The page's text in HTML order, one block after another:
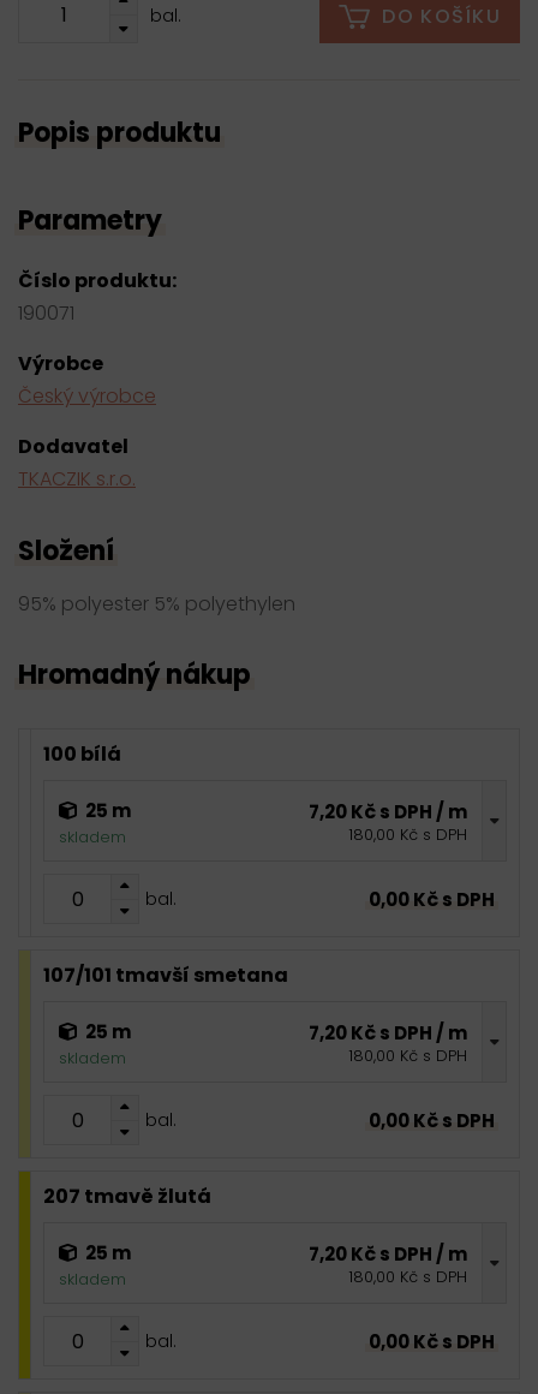
bal. DO KOŠÍKU
Popis produktu
Parametry
Číslo produktu:
190071
Výrobce
Český výrobce
Dodavatel
TKACZIK s.r.o.
Složení
95% polyester 5% polyethylen
Hromadný nákup
100 bílá
25 m
skladem
7,20 Kč s DPH / m
180,00 Kč s DPH
bal. 0,00 Kč s DPH
107/101 tmavší smetana
25 m
skladem
7,20 Kč s DPH / m
180,00 Kč s DPH
bal. 0,00 Kč s DPH
207 tmavě žlutá
25 m
skladem
7,20 Kč s DPH / m
180,00 Kč s DPH
bal. 0,00 Kč s DPH